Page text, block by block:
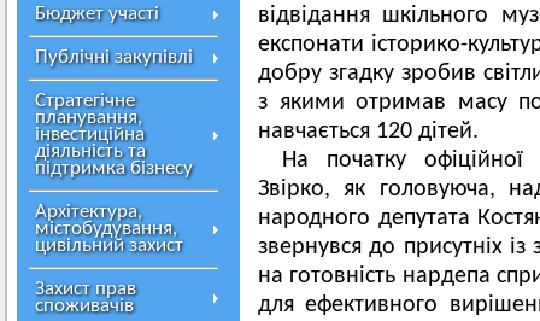
Бюджет участі
Публічні закупівлі
Стратегічне
планування,
інвестиційна
діяльність та
підтримка бізнесу
Архітектура,
містобудування,
цивільний захист
Захист прав
споживачів
відвідання шкільного
експонати історико-
добру згадку зробив
з якими отримав масу
навчається 120 дітей.
На початку офіційної
Звірко, як головуюча,
народного депутата
звернувся до присутніх
на готовність нардепа
для ефективного